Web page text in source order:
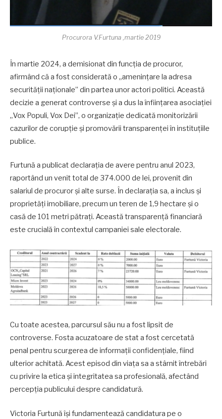
Procurora V.Furtuna ,martie 2019
În martie 2024, a demisionat din funcția de procuror,
afirmând că a fost considerată o „amenințare la adresa
securității naționale” din partea unor actori politici. Această
decizie a generat controverse și a dus la înființarea asociației
„Vox Populi, Vox Dei”, o organizație dedicată monitorizării
cazurilor de corupție și promovării transparenței în instituțiile
publice.
Furtună a publicat declarația de avere pentru anul 2023,
raportând un venit total de 374.000 de lei, provenit din
salariul de procuror și alte surse. În declarația sa, a inclus și
proprietăți imobiliare, precum un teren de 1,9 hectare și o
casă de 101 metri pătrați. Această transparență financiară
este crucială în contextul campaniei sale electorale.
Cu toate acestea, parcursul său nu a fost lipsit de
controverse. Fosta acuzatoare de stat a fost cercetată
penal pentru scurgerea de informații confidențiale, fiind
ulterior achitată. Acest episod din viața sa a stârnit întrebări
cu privire la etica și integritatea sa profesională, afectând
percepția publicului despre candidatură.
Victoria Furtună își fundamentează candidatura pe o